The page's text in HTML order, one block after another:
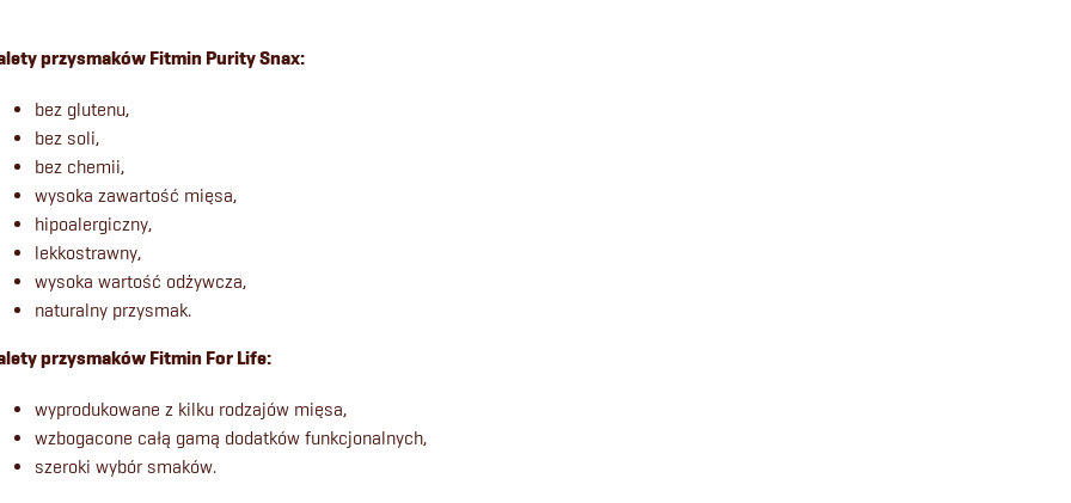
w
w
przysmaków Fitmin Purity Snax:
bez glutenu,
bez soli,
bez chemii,
wysoka zawartość mięsa,
hipoalergiczny,
lekkostrawny,
wysoka wartość odżywcza,
naturalny przysmak.
przysmaków Fitmin For Life:
wyprodukowane z kilku rodzajów mięsa,
wzbogacone całą gamą dodatków funkcjonalnych,
szeroki wybór smaków.